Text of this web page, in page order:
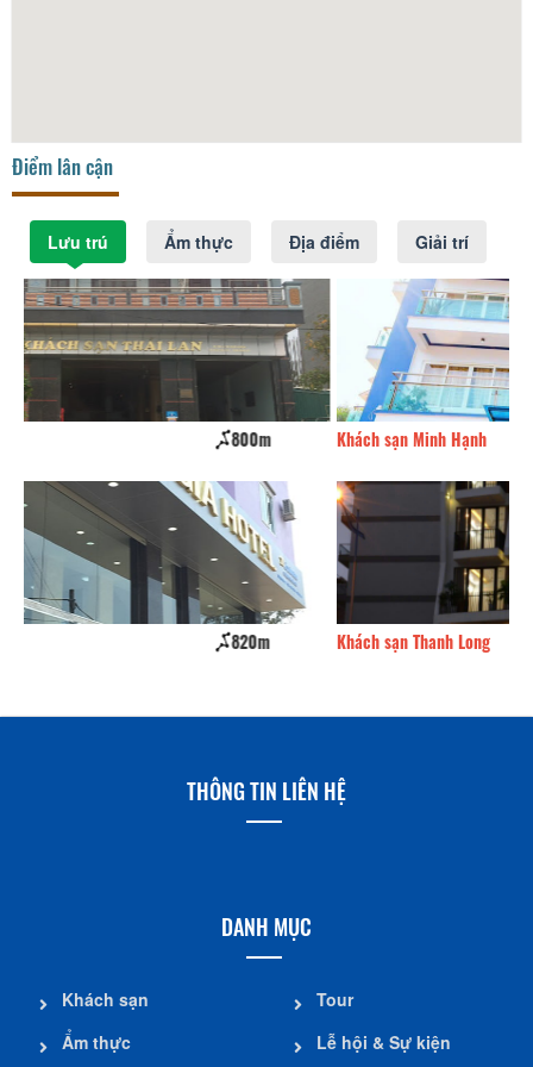
Điểm lân cận
Lưu trú Ẩm thực Địa điểm Giải trí
820m
890m
THÔNG TIN LIÊN HỆ
DANH MỤC
Khách sạn
Ẩm thực
Tour
Lễ hội & Sự kiện